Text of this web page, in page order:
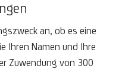
an, ob es eine
Ihren Namen und Ihre
Zuwendung von 300